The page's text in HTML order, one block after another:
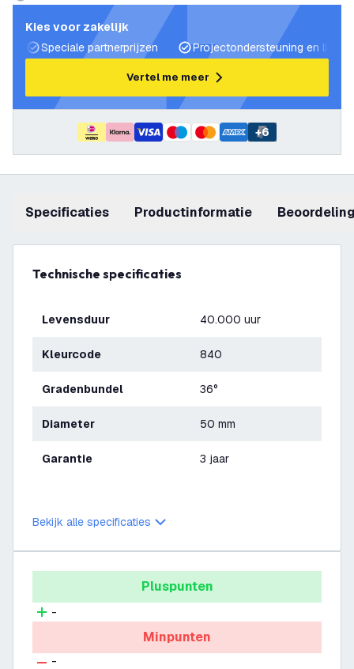
Kies voor zakelijk
Speciale partnerprijzen
Projectondersteuning en
Vertel me meer
+6
Specificaties productinformatie
Technische specificaties
Levensduur 40.000 uur
Kleurcode 840
Gradenbundel 36°
Diameter 50 mm
Garantie 3 jaar
Bekijk alle specificaties
Pluspunten
-
Minpunten
-